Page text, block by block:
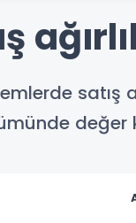
satış
değer